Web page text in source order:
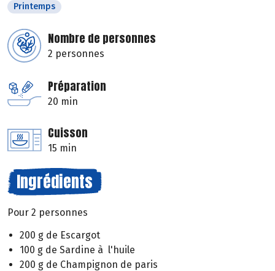
Printemps
Nombre de personnes
2 personnes
Préparation
20 min
Cuisson
15 min
Ingrédients
Pour 2 personnes
200 g de Escargot
100 g de Sardine à l'huile
200 g de Champignon de paris